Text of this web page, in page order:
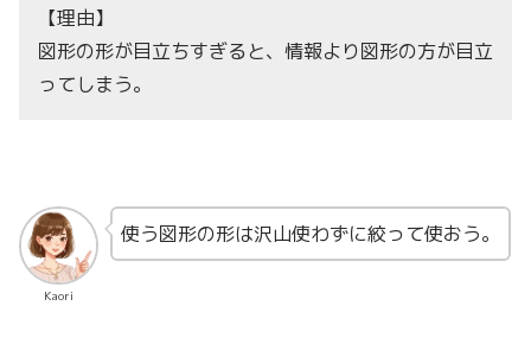
【理由】
図形の形が目立ちすぎると、情報より図形の方が目立
ってしまう。
Kaori
使う図形の形は沢山使わずに絞って使おう。